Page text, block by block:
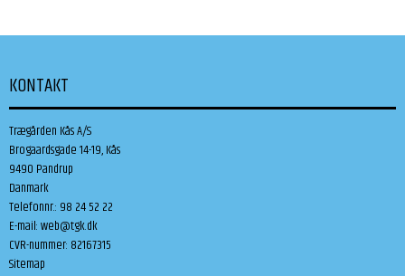
KONTAKT
Trægården Kås A/S
Brogaardsgade 14-19, Kås
9490 Pandrup
Danmark
Telefonnr.: 98 24 52 22
E-mail:web@tgk.dk
CVR-nummer: 82167315
Sitemap